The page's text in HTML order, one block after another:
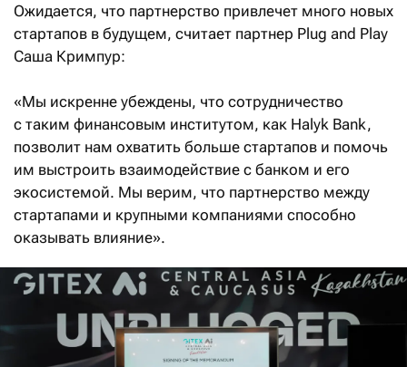
Ожидается, что партнерство привлечет много новых
стартапов в будущем, считает партнер Plug and Play
Саша Кримпур:
«Мы искренне убеждены, что сотрудничество
с таким финансовым институтом, как Halyk Bank,
позволит нам охватить больше стартапов и помочь
им выстроить взаимодействие с банком и его
экосистемой. Мы верим, что партнерство между
стартапами и крупными компаниями способно
оказывать влияние».